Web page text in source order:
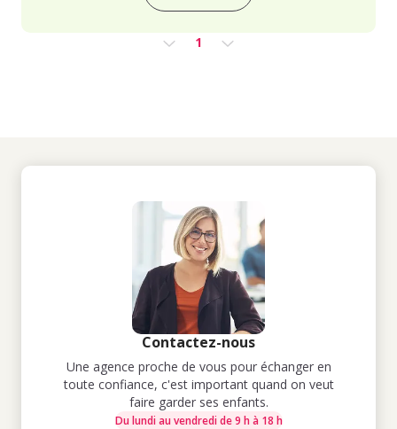
1
Contactez-nous
Une agence proche de vous pour échanger en
toute confiance, c'est important quand on veut
faire garder ses enfants.
Du lundi au vendredi de 9 h à 18 h